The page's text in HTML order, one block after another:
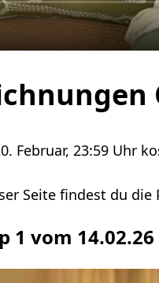
Februar, 23:59 Uhr
Seite findest du
1 vom 14.02.26